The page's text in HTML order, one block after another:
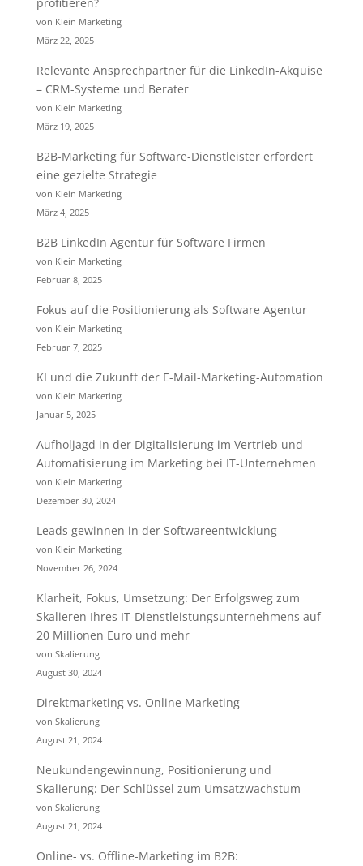
von Klein Marketing
März 22, 2025
Relevante Ansprechpartner für die LinkedIn-Akquise
– CRM-Systeme und Berater
von Klein Marketing
März 19, 2025
B2B-Marketing für Software-Dienstleister erfordert
eine gezielte Strategie
von Klein Marketing
März 4, 2025
B2B LinkedIn Agentur für Software Firmen
von Klein Marketing
Februar 8, 2025
Fokus auf die Positionierung als Software Agentur
von Klein Marketing
Februar 7, 2025
KI und die Zukunft der E-Mail-Marketing-Automation
von Klein Marketing
Januar 5, 2025
Aufholjagd in der Digitalisierung im Vertrieb und
Automatisierung im Marketing bei IT-Unternehmen
von Klein Marketing
Dezember 30, 2024
Leads gewinnen in der Softwareentwicklung
von Klein Marketing
November 26, 2024
Klarheit, Fokus, Umsetzung: Der Erfolgsweg zum
Skalieren Ihres IT-Dienstleistungsunternehmens auf
20 Millionen Euro und mehr
von Skalierung
August 30, 2024
Direktmarketing vs. Online Marketing
von Skalierung
August 21, 2024
Neukundengewinnung, Positionierung und
Skalierung: Der Schlüssel zum Umsatzwachstum
von Skalierung
August 21, 2024
Online- vs. Offline-Marketing im B2B: